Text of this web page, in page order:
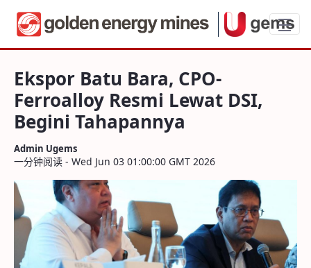
Ekspor Batu Bara, CPO-Ferroalloy
Ekspor Batu Bara, CPO-
Ferroalloy Resmi Lewat DSI,
Begini Tahapannya
Admin Ugems
一分钟阅读 - Wed Jun 03 01:00:00 GMT 2026